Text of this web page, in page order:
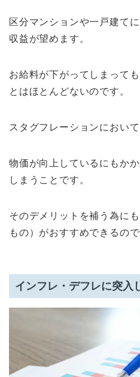
区分マンションや一戸建て
収益が望めます。
お給料が下がってしまって
とはほとんどないのです。
スタグフレーションにおいて
物価が向上しているにもか
しまうことです。
そのデメリットを補う為に
もの）がおすすめできるので
インフレ・デフレに突入